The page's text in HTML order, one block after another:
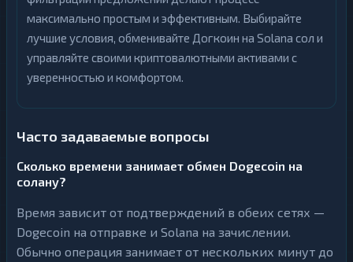
максимально простым и эффективным. Выбирайте
лучшие условия, обменивайте Догкоин на Solana сол и
управляйте своими криптовалютными активами с
уверенностью и комфортом.
Часто задаваемые вопросы
Сколько времени занимает обмен Dogecoin на
солану?
Время зависит от подтверждений в обеих сетях —
Dogecoin на отправке и Solana на зачислении.
Обычно операция занимает от нескольких минут до